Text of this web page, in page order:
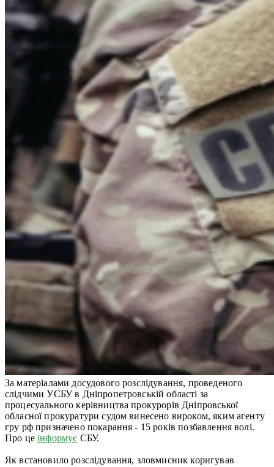
За матеріалами досудового розслідування, проведеного
слідчими УСБУ в Дніпропетровській області за
процесуального керівництва прокурорів Дніпровської
обласної прокуратури судом винесено вироком, яким агенту
гру рф призначено покарання - 15 років позбавлення волі.
Про цеінформує СБУ.
Як встановило розслідування, зловмисник коригував